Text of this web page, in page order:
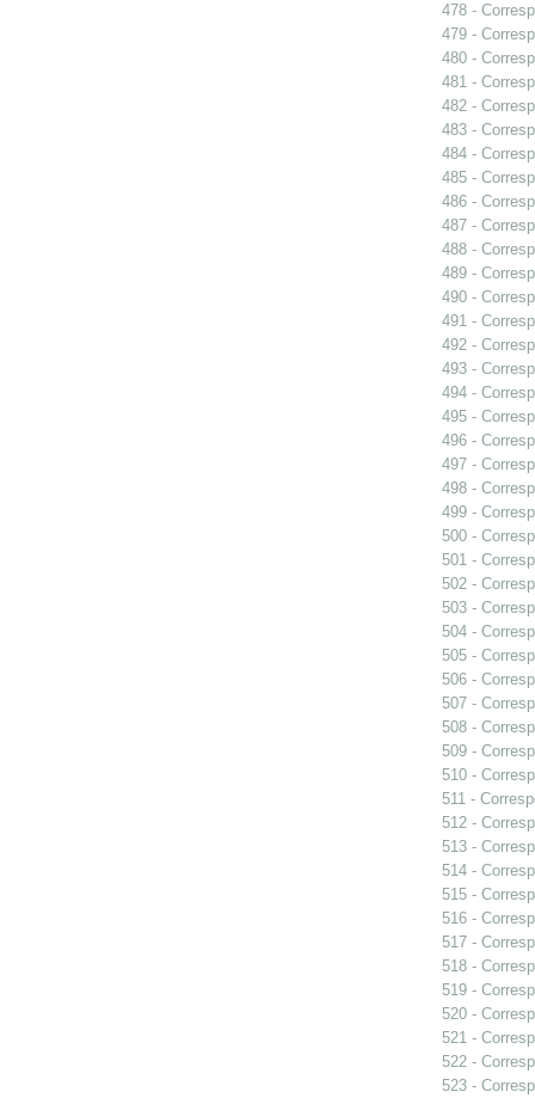
478 -
479 -
480 -
481 -
482 -
483 -
484 -
485 -
486 -
487 -
488 -
489 -
490 -
491 -
492 -
493 -
494 -
495 -
496 -
497 -
498 -
499 -
500 -
501 -
502 -
503 -
504 -
505 -
506 -
507 -
508 -
509 -
510 -
511 -
512 -
513 -
514 -
515 -
516 -
517 -
518 -
519 -
520 -
521 -
522 -
523 -